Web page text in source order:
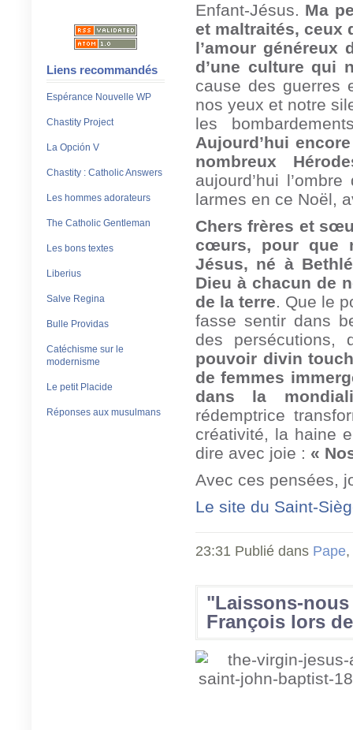
Liens recommandés
Espérance Nouvelle WP
Chastity Project
La Opción V
Chastity : Catholic Answers
Les hommes adorateurs
The Catholic Gentleman
Les bons textes
Liberius
Salve Regina
Bulle Providas
Catéchisme sur le
modernisme
Le petit Placide
Réponses aux musulmans
Enfant-Jésus. Ma
et maltraités, ceux
l’amour généreux
d’une culture qui
cause des guerres
nos yeux et notre
les
Aujourd’hui
nombreux
aujourd’hui
larmes en ce Noël,
Chers frères et
cœurs, pour que
Jésus, né à
Dieu à chacun de
de la terre. Que le
fasse sentir dans
des persécutions,
pouvoir divin
de femmes
dans la
rédemptrice
créativité, la haine
dire avec joie : «
Avec ces pensées,
Le site du Saint-
23:31 Publié dans Pape,
"Laissons-nous
François lors